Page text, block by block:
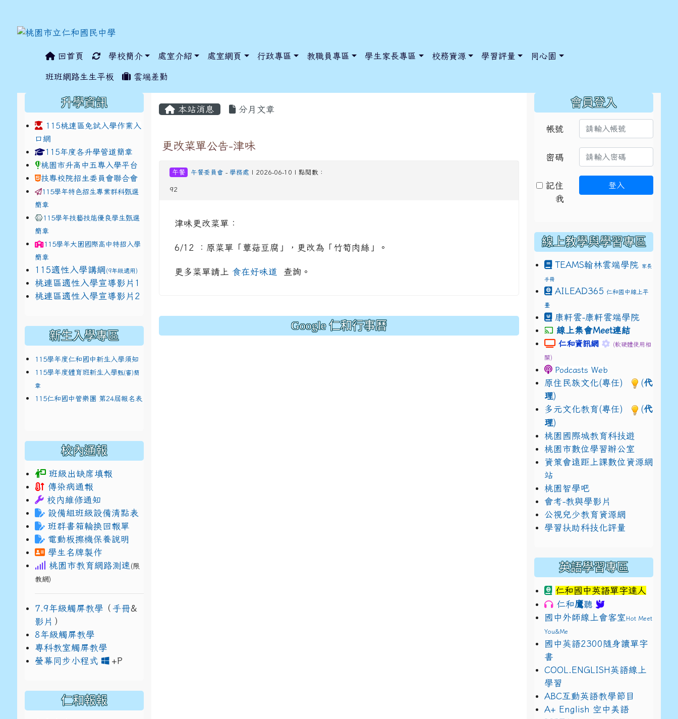
回首頁 學校簡介 處室介紹 處室網頁 行政專區 教職員專區 學生家長專區 校務資源 學習評量 同心園
班班網路生生平板 雲端差勤
本站消息 分月文章
更改菜單公告-津味
午餐 午餐委員會 - 學務處 | 2026-06-10 | 點閱數：
92
津味更改菜單：
6/12 ：原菜單「蕈菇豆腐」，更改為「竹筍肉絲」。
更多菜單請上 食在好味道 查詢。
Google 仁和行事曆
升學資訊
115桃連區免試入學作業入
口網
link to https://www.jhjhs.tyc.edu.tw/modules/tadnews/index.php?nsn=5425
115年度各升學管道簡章link to http://tyc.entry.edu.tw/NoExamImitate_TL/NoExamImitateHome/Page/Public/ChooseSys?s=05 style=font-size: 1rem; background-
link to http://tyc.entry.edu.tw/NoExamImitate_TL/NoExamImitateHome/Page/Public/ChooseSys?s=05 style=font-size: 1rem; background-
桃園市升高中五專入學平台
技專校院招生委員會聯合會
115學年特色招生專業群科甄選
簡章
115學年技藝技能優良學生甄選
簡章
115學年大園國際高中特招入學
簡章
115適性入學講綱 (9年級適用)
link to https://docs.google.com/presentation/d/1x3bih9gNpRNolaz0znBOn--g7OisECve/
桃連區適性入學宣導影片1
link to https://docs.google.com/presentation/d/1x3bih9gNpRNolaz0znBOn--g7OisECve/
桃連區適性入學宣導影片2 ogle.com/presentation/d/
新生入學專區
115學年度仁和國中新生入學須知
115學年度體育班新生入學甄(審)簡
章
115仁和國中管樂團 第24屆報名表
校內通報
班級出缺席填報
傳染病通報
校內維修通知
設備組班級設備清點表
班群書箱輪換回報單
電動板擦機保養說明
學生名牌製作
桃園市教育網路測速 (限
教網)
7.9年級觸屏教學 （ 手冊&
影片 ）
8年級觸屏教學
專科教室觸屏教學
螢幕同步小程式
+Plink to https://www.jhjhs.tyc.edu.tw/uploads/tad_blocks/file/
link to https://drive.google.com/file/d/1DRAbt49kEePJ5_zYCA1AuLinl3dysZ_8/view?usp=sharing
仁和報報
會員登入
帳號
密碼
記住
我
登入
線上教學與學習專區
TEAMS翰林雲端學院 家長
手冊
AILEAD365 仁和國中線上平
臺
康軒雲-康軒雲端學院
線上集會Meet連結
link to https://
仁和資訊網 link to https://
(軟硬體使用相
關)
Podcasts Web
原住民族文化(專任) (代
理)
多元文化教育(專任)
(代
理)
桃園國際城教育科技遊
桃園市數位學習辦公室
資策會遠距上課數位資源網
站
桃園智學吧
會考-教與學影片
公視兒少教育資源網
學習扶助科技化評量
英語學習專區
仁和國中英語單字達人
仁和鷹聽
國中外師線上會客室Hot Meet
You&Me
國中英語2300隨身讀單字
書
COOL.ENGLISH英語線上
學習
ABC互動英語教學節目
A+ English 空中美語